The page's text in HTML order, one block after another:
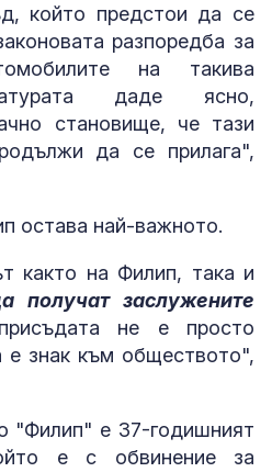
който предстои да се
разпоредба за
на такива
даде ясно,
становище, че тази
да се прилага",
остава най-важното.
както на Филип, така и
получат заслужените
не е просто
е знак към обществото",
"Филип" е 37-годишният
е с обвинение за